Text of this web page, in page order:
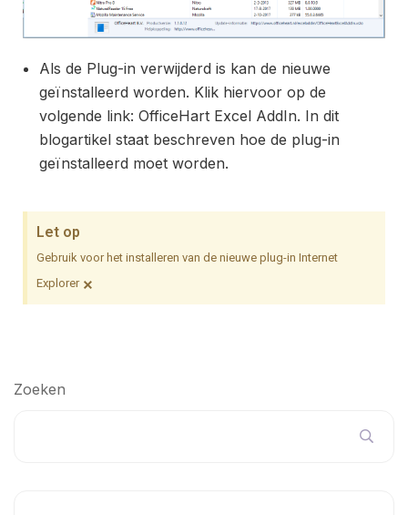
Als de Plug-in verwijderd is kan de nieuwe
geïnstalleerd worden. Klik hiervoor op de
volgende link: OfficeHart Excel AddIn. In dit
blogartikel staat beschreven hoe de plug-in
geïnstalleerd moet worden.
Let op
Gebruik voor het installeren van de nieuwe plug-in Internet
Explorer ×
Zoeken